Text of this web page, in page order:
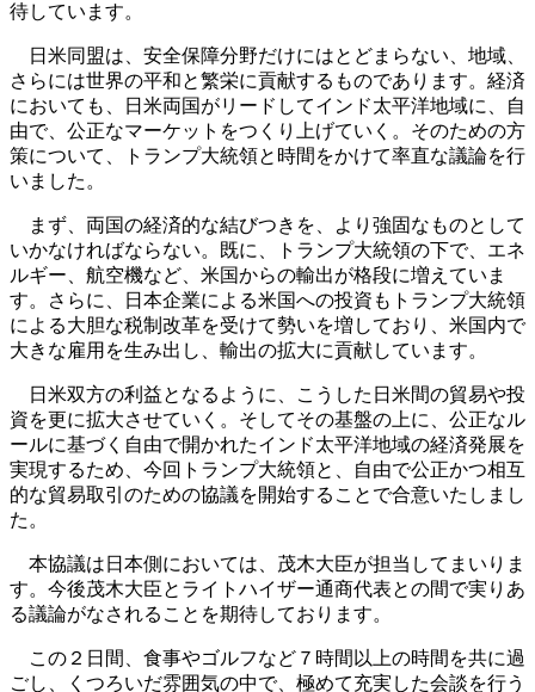
待しています。
日米同盟は、安全保障分野だけにはとどまらない、地域、
さらには世界の平和と繁栄に貢献するものであります。経済
においても、日米両国がリードしてインド太平洋地域に、自
由で、公正なマーケットをつくり上げていく。そのための方
策について、トランプ大統領と時間をかけて率直な議論を行
いました。
まず、両国の経済的な結びつきを、より強固なものとして
いかなければならない。既に、トランプ大統領の下で、エネ
ルギー、航空機など、米国からの輸出が格段に増えていま
す。さらに、日本企業による米国への投資もトランプ大統領
による大胆な税制改革を受けて勢いを増しており、米国内で
大きな雇用を生み出し、輸出の拡大に貢献しています。
日米双方の利益となるように、こうした日米間の貿易や投
資を更に拡大させていく。そしてその基盤の上に、公正なル
ールに基づく自由で開かれたインド太平洋地域の経済発展を
実現するため、今回トランプ大統領と、自由で公正かつ相互
的な貿易取引のための協議を開始することで合意いたしまし
た。
本協議は日本側においては、茂木大臣が担当してまいりま
す。今後茂木大臣とライトハイザー通商代表との間で実りあ
る議論がなされることを期待しております。
この２日間、食事やゴルフなど７時間以上の時間を共に過
ごし、くつろいだ雰囲気の中で、極めて充実した会談を行う